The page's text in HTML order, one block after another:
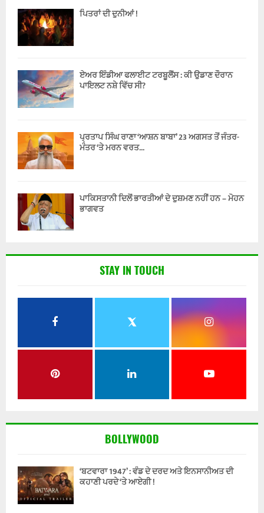
ਪਿਤਰਾਂ ਦੀ ਦੁਨੀਆਂ !
ਏਅਰ ਇੰਡੀਆ ਫਲਾਈਟ ਟਰਬੂਲੈਂਸ : ਕੀ ਉਡਾਣ ਦੌਰਾਨ
ਪਾਇਲਟ ਨਸ਼ੇ ਵਿੱਚ ਸੀ?
ਪ੍ਰਤਾਪ ਸਿੰਘ ਰਾਣਾ ‘ਆਸ਼ਨ ਬਾਬਾ’ 23 ਅਗਸਤ ਤੋਂ ਜੰਤਰ-
ਮੰਤਰ ‘ਤੇ ਮਰਨ ਵਰਤ...
ਪਾਕਿਸਤਾਨੀ ਦਿਲੋਂ ਭਾਰਤੀਆਂ ਦੇ ਦੁਸ਼ਮਣ ਨਹੀਂ ਹਨ – ਮੋਹਨ
ਭਾਗਵਤ
STAY IN TOUCH
BOLLYWOOD
‘ਬਟਵਾਰਾ 1947’ : ਵੰਡ ਦੇ ਦਰਦ ਅਤੇ ਇਨਸਾਨੀਅਤ ਦੀ
ਕਹਾਣੀ ਪਰਦੇ ‘ਤੇ ਆਏਗੀ !